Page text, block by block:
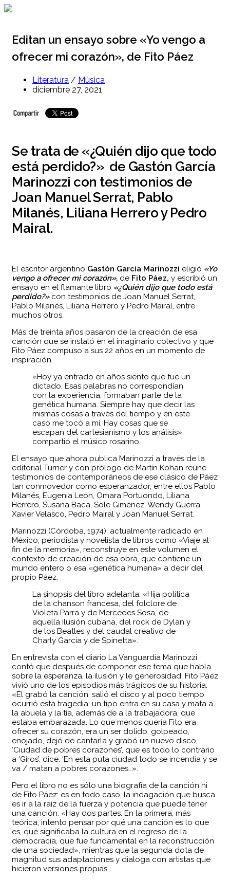
Ir
Editan un ensayo sobre «Yo vengo a
ofrecer mi corazón», de Fito Páez
Literatura / Música
diciembre 27, 2021
Se trata de «¿Quién dijo que todo
está perdido?» de Gastón García
Marinozzi con testimonios de
Joan Manuel Serrat, Pablo
Milanés, Liliana Herrero y Pedro
Mairal.
El escritor argentino Gastón García Marinozzi eligió «Yo
vengo a ofrecer mi corazón», de Fito Páez, y escribió un
ensayo en el flamante libro «¿Quién dijo que todo está
perdido?» con testimonios de Joan Manuel Serrat,
Pablo Milanés, Liliana Herrero y Pedro Mairal, entre
muchos otros.
Más de treinta años pasaron de la creación de esa
canción que se instaló en el imaginario colectivo y que
Fito Páez compuso a sus 22 años en un momento de
inspiración.
«Hoy ya entrado en años siento que fue un
dictado. Esas palabras no correspondían
con la experiencia, formaban parte de la
genética humana. Siempre hay que decir las
mismas cosas a través del tiempo y en este
caso me tocó a mí. Hay cosas que se
escapan del cartesianismo y los análisis»,
compartió el músico rosarino.
El ensayo que ahora publica Marinozzi a través de la
editorial Turner y con prólogo de Martín Kohan reúne
testimonios de contemporáneos de ese clásico de Páez
tan conmovedor como esperanzador, entre ellos Pablo
Milanés, Eugenia León, Omara Portuondo, Liliana
Herrero, Susana Baca, Sole Giménez, Wendy Guerra,
Xavier Velasco, Pedro Mairal y Joan Manuel Serrat.
Marinozzi (Córdoba, 1974), actualmente radicado en
México, periodista y novelista de libros como «Viaje al
fin de la memoria», reconstruye en este volumen el
contexto de creación de esa obra, que contiene un
mundo entero o esa «genética humana» a decir del
propio Páez.
La sinopsis del libro adelanta: «Hija política
de la chanson francesa, del folclore de
Violeta Parra y de Mercedes Sosa, de
aquella ilusión cubana, del rock de Dylan y
de los Beatles y del caudal creativo de
Charly García y de Spinetta».
En entrevista con el diario La Vanguardia Marinozzi
contó que después de componer ese tema que habla
sobre la esperanza, la ilusión y le generosidad, Fito Páez
vivió uno de los episodios más trágicos de su historia:
«Él grabó la canción, salió el disco y al poco tiempo
ocurrió esta tragedia: un tipo entra en su casa y mata a
la abuela y la tía, además de a la trabajadora, que
estaba embarazada. Lo que menos quería Fito era
ofrecer su corazón, era un ser dolido, golpeado,
enojado, dejó de cantarla y grabó un nuevo disco,
‘Ciudad de pobres corazones’, que es todo lo contrario
a ‘Giros’, dice: ‘En esta puta ciudad todo se incendia y se
va / matan a pobres corazones…».
Pero el libro no es sólo una biografía de la canción ni
de Fito Páez: es en todo caso, la indagación que busca
es ir a la raíz de la fuerza y potencia que puede tener
una canción. «Hay dos partes. En la primera, más
teórica, intento pensar por qué una canción es lo que
es, qué significaba la cultura en el regreso de la
democracia, que fue fundamental en la reconstrucción
de una sociedad», mientras que la segunda dota de
magnitud sus adaptaciones y dialoga con artistas que
hicieron versiones propias.